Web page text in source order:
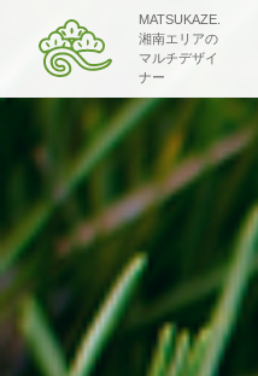
MATSUKAZE.
湘南エリアの
マルチデザイ
ナー